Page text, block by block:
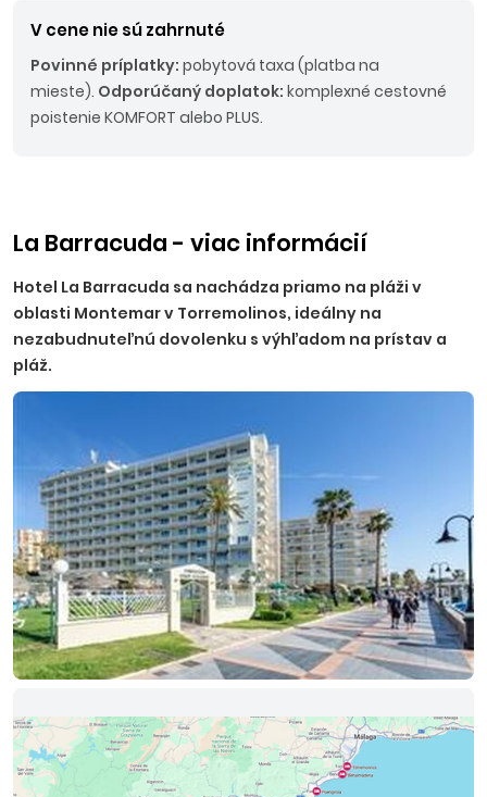
V cene nie sú zahrnuté
Povinné príplatky: pobytová taxa (platba na
mieste). Odporúčaný doplatok: komplexné cestovné
poistenie KOMFORT alebo PLUS.
La Barracuda - viac informácií
Hotel La Barracuda sa nachádza priamo na pláži v
oblasti Montemar v Torremolinos, ideálny na
nezabudnuteľnú dovolenku s výhľadom na prístav a
pláž.